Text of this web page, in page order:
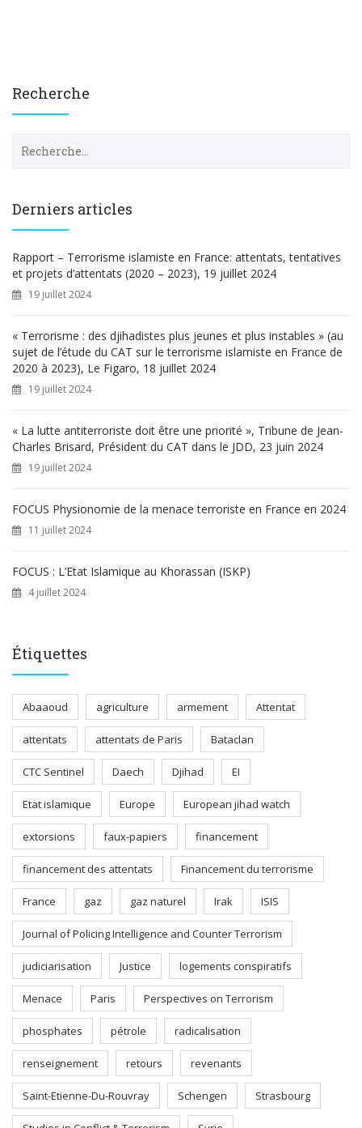
Recherche
e
h
e
r
Derniers articles
Rapport – Terrorisme islamiste en France: attentats, tentatives
et projets d’attentats (2020 – 2023), 19 juillet 2024
19 juillet 2024
« Terrorisme : des djihadistes plus jeunes et plus instables » (au
sujet de l’étude du CAT sur le terrorisme islamiste en France de
2020 à 2023), Le Figaro, 18 juillet 2024
19 juillet 2024
« La lutte antiterroriste doit être une priorité », Tribune de Jean-
Charles Brisard, Président du CAT dans le JDD, 23 juin 2024
19 juillet 2024
FOCUS Physionomie de la menace terroriste en France en 2024
11 juillet 2024
FOCUS : L’Etat Islamique au Khorassan (ISKP)
4 juillet 2024
Étiquettes
Abaaoud agriculture armement Attentat
attentats attentats de Paris Bataclan
CTC Sentinel Daech Djihad EI
Etat islamique Europe European jihad watch
extorsions faux-papiers financement
financement des attentats Financement du terrorisme
France gaz gaz naturel Irak ISIS
Journal of Policing Intelligence and Counter Terrorism
judiciarisation Justice logements conspiratifs
Menace Paris Perspectives on Terrorism
phosphates pétrole radicalisation
renseignement retours revenants
Saint-Etienne-Du-Rouvray Schengen Strasbourg